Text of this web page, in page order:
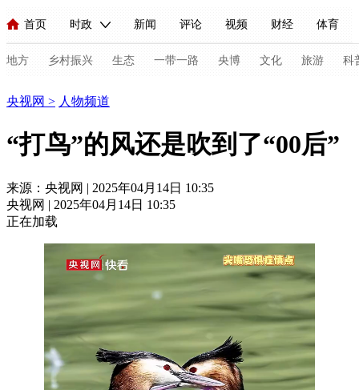
首页 时政 新闻 评论 视频 财经 体育
人民领袖习近平 联播+ 中国领导人 央视快评 习式妙语
直播 栏目大全 节目单 听音 微视频 主持人
海外频道 iPanda English Монгол
地方 乡村振兴 生态 一带一路 央博 文化 旅游 科
新闻 国内 国际 评论 经济
人民领袖习近平 联播+
直播中国
前线 快看 蓝海中国 新兵请入列
体育 直播 竞猜 2026年世界杯 2026年冬奥会
VIP会员 CCTV奥林匹克频道 生活体育大会 体育江湖
财经 教育 乡村振兴 生态环境 一带一路
央视网 > 人物频道
“打鸟”的风还是吹到了“00后”
来源：央视网 | 2025年04月14日 10:35
央视网 | 2025年04月14日 10:35
正在加载